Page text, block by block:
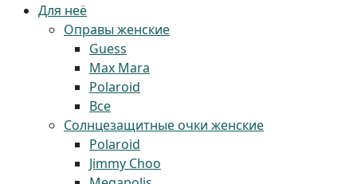
Для неё
Оправы женские
Guess
Max Mara
Polaroid
Все
Солнцезащитные очки женские
Polaroid
Jimmy Choo